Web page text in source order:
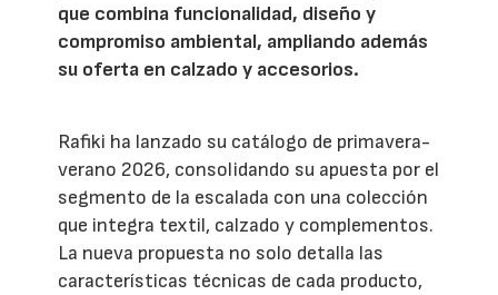
que combina funcionalidad, diseño y
compromiso ambiental, ampliando además
su oferta en calzado y accesorios.
Rafiki ha lanzado su catálogo de primavera-
verano 2026, consolidando su apuesta por el
segmento de la escalada con una colección
que integra textil, calzado y complementos.
La nueva propuesta no solo detalla las
características técnicas de cada producto,